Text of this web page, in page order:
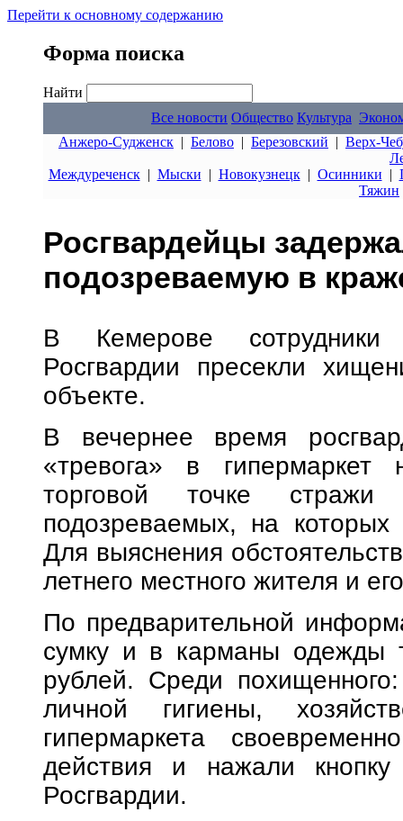
Перейти к основному содержанию
Форма поиска
Найти
Все новости Общество Культура
Анжеро-Судженск | Белово | Березовский | Верх-
Междуреченск| Мыски | Новокузнецк| Осинники |
Тяжин
Росгвардейцы
подозреваемую в
В Кемерове сотрудники
Росгвардии пресекли
объекте.
В вечернее время
«тревога» в
торговой точке стражи
подозреваемых, на которых
Для выяснения
летнего местного жителя и
По предварительной
сумку и в карманы одежды
рублей. Среди
личной гигиены,
гипермаркета
действия и нажали кнопку
Росгвардии.